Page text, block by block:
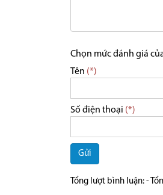
Chọn mức đánh giá
Tên (*)
Số điện thoại (*)
Gửi
Tổng lượt bình luận: -